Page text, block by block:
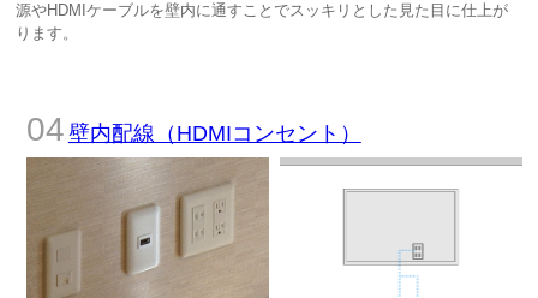
源やHDMIケーブルを壁内に通すことでスッキリとした見た目に仕上が
ります。
壁内配線（HDMIコンセント）